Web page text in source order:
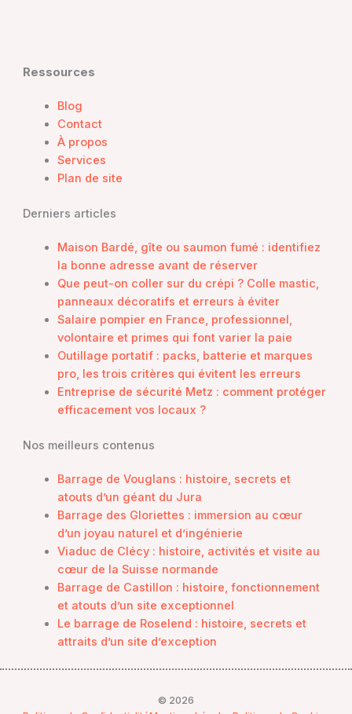
Ressources
Blog
Contact
À propos
Services
Plan de site
Derniers articles
Maison Bardé, gîte ou saumon fumé : identifiez
la bonne adresse avant de réserver
Que peut-on coller sur du crépi ? Colle mastic,
panneaux décoratifs et erreurs à éviter
Salaire pompier en France, professionnel,
volontaire et primes qui font varier la paie
Outillage portatif : packs, batterie et marques
pro, les trois critères qui évitent les erreurs
Entreprise de sécurité Metz : comment protéger
efficacement vos locaux ?
Nos meilleurs contenus
Barrage de Vouglans : histoire, secrets et
atouts d’un géant du Jura
Barrage des Gloriettes : immersion au cœur
d’un joyau naturel et d’ingénierie
Viaduc de Clécy : histoire, activités et visite au
cœur de la Suisse normande
Barrage de Castillon : histoire, fonctionnement
et atouts d’un site exceptionnel
Le barrage de Roselend : histoire, secrets et
attraits d’un site d’exception
© 2026